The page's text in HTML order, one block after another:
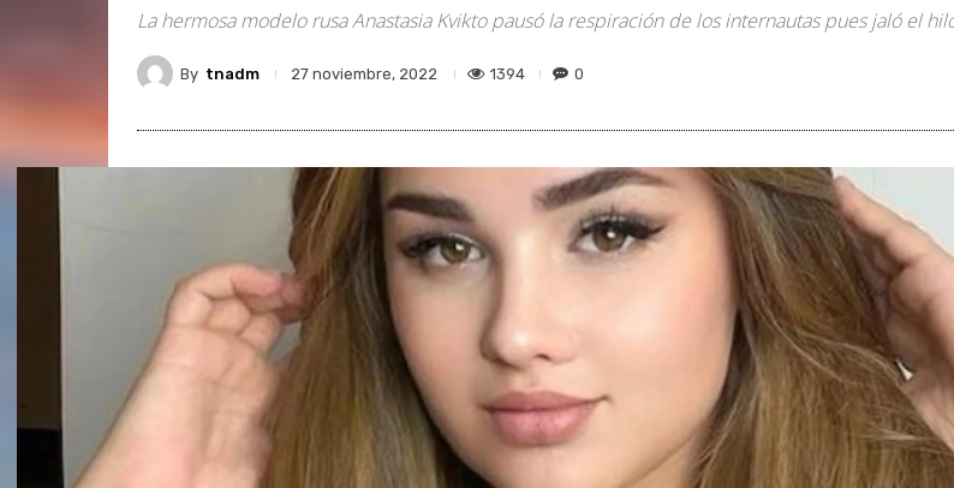
La hermosa modelo rusa Anastasia Kvikto pausó la respiración de los internautas pues jaló el
By tnadm 27 noviembre, 2022 1394 0